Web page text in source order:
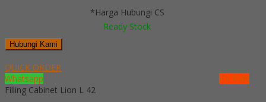
*Harga Hubungi CS
Ready Stock
Hubungi Kami
QUICK ORDER
Whatsapp
via SMS
Filling Cabinet Lion L 42